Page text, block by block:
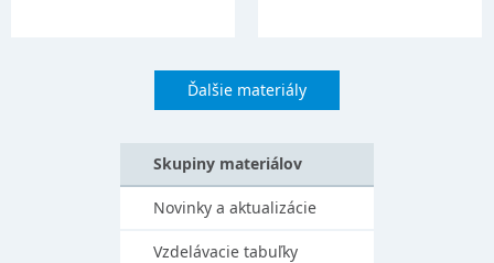
Ďalšie materiály
Skupiny materiálov
Novinky a aktualizácie
Vzdelávacie tabuľky